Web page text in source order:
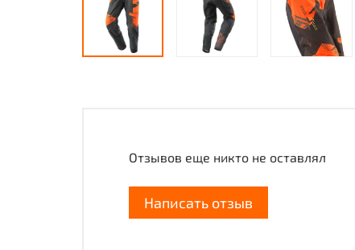
Отзывов еще никто не оставлял
Написать отзыв